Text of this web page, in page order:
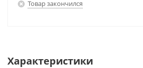
Товар закончился
Характеристики